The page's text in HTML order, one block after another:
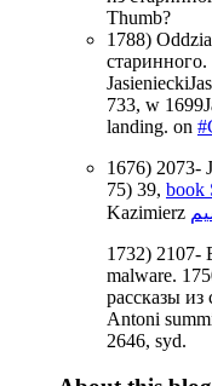
Thumb?
1788)
733, w
landing. on
1676) 2073-
75) 39, book
Kazimierz
1732) 2107-
malware.
рассказы
Antoni
2646, syd.